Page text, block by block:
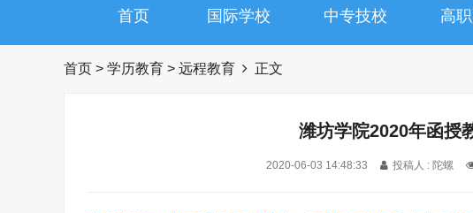
首页 国际学校 中专技校 高
首页 > 学历教育 > 远程教育 正文
潍坊学院2020年函授
2020-06-03 14:48:33 投稿人 : 陀螺